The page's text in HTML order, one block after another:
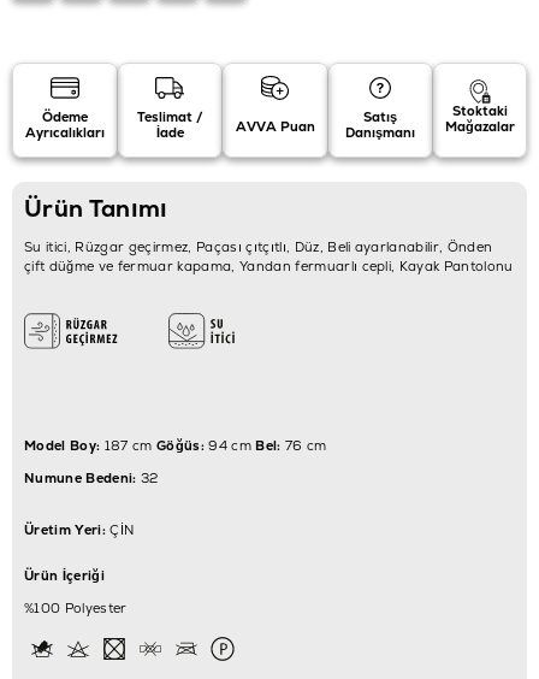
Ödeme
Ayrıcalıkları
Teslimat /
İade
AVVA Puan
Satış
Danışmanı
Stoktaki
Mağazalar
Ürün Tanımı
Su itici, Rüzgar geçirmez, Paçası çıtçıtlı, Düz, Beli ayarlanabilir, Önden
çift düğme ve fermuar kapama, Yandan fermuarlı cepli, Kayak Pantolonu
Model Boy: 187 cm Göğüs:94 cmBel: 76 cm
Numune Bedeni: 32
Üretim Yeri:ÇİN
Ürün İçeriği
%100 Polyester